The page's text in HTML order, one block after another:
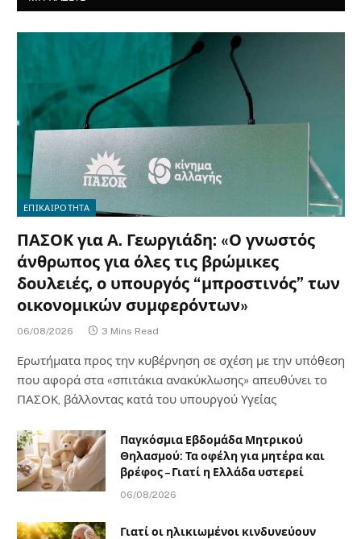
ΕΠΙΚΑΙΡΟΤΗΤΑ
ΠΑΣΟΚ για Α. Γεωργιάδη: «Ο γνωστός
άνθρωπος για όλες τις βρώμικες
δουλειές, ο υπουργός “μπροστινός” των
οικονομικών συμφερόντων»
06/08/2026 3 Mins Read
Ερωτήματα προς την κυβέρνηση σε σχέση με την υπόθεση
που αφορά στα «σπιτάκια ανακύκλωσης» απευθύνει το
ΠΑΣΟΚ, βάλλοντας κατά του υπουργού Υγείας
Παγκόσμια Εβδομάδα Μητρικού
Θηλασμού: Τα οφέλη για μητέρα και
βρέφος – Γιατί η Ελλάδα υστερεί
06/08/2026
Γιατί οι ηλικιωμένοι κινδυνεύουν